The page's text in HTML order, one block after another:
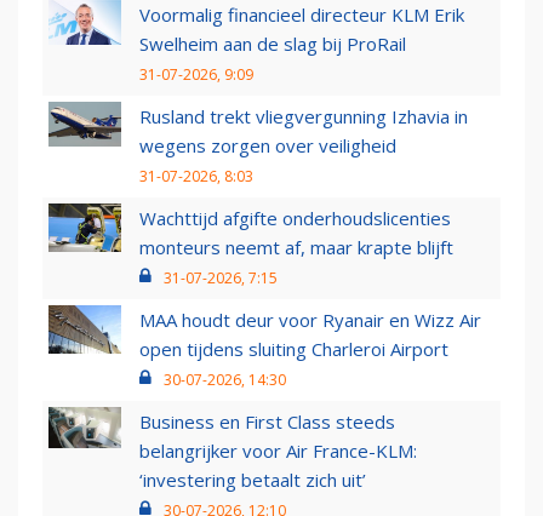
Voormalig financieel directeur KLM Erik
Swelheim aan de slag bij ProRail
31-07-2026, 9:09
Rusland trekt vliegvergunning Izhavia in
wegens zorgen over veiligheid
31-07-2026, 8:03
Wachttijd afgifte onderhoudslicenties
monteurs neemt af, maar krapte blijft
31-07-2026, 7:15
MAA houdt deur voor Ryanair en Wizz Air
open tijdens sluiting Charleroi Airport
30-07-2026, 14:30
Business en First Class steeds
belangrijker voor Air France-KLM:
‘investering betaalt zich uit’
30-07-2026, 12:10